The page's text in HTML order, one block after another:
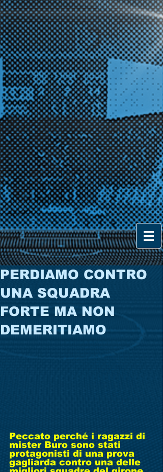
PERDIAMO CONTRO
UNA SQUADRA
FORTE MA NON
DEMERITIAMO
Peccato perché i ragazzi di
mister Buro sono stati
protagonisti di una prova
gagliarda contro una delle